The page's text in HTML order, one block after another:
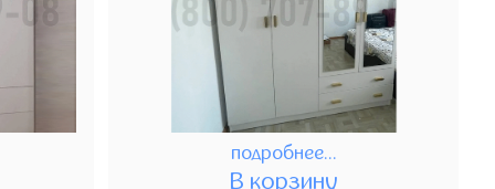
подробнее...
В корзину